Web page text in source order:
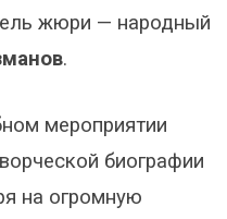
жюри — народный
.
мероприятии
биографии
на огромную